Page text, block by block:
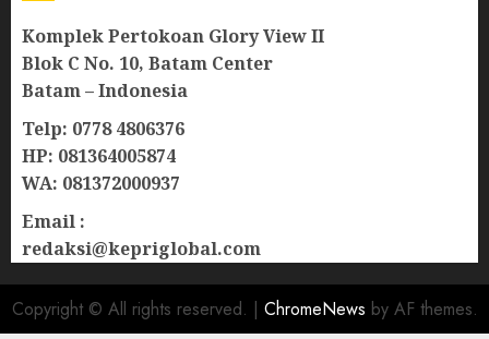
Komplek Pertokoan Glory View II
Blok C No. 10, Batam Center
Batam – Indonesia
Telp: 0778 4806376
HP: 081364005874
WA: 081372000937
Email :
redaksi@kepriglobal.com
Copyright © All rights reserved. | ChromeNews by AF themes.